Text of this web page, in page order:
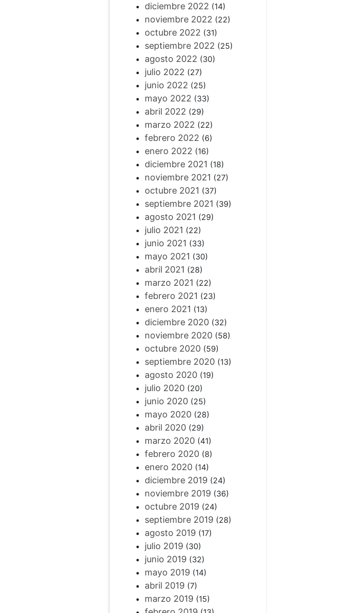
diciembre 2022 (14)
noviembre 2022 (22)
octubre 2022 (31)
septiembre 2022 (25)
agosto 2022 (30)
julio 2022 (27)
junio 2022 (25)
mayo 2022 (33)
abril 2022 (29)
marzo 2022 (22)
febrero 2022 (6)
enero 2022 (16)
diciembre 2021 (18)
noviembre 2021 (27)
octubre 2021 (37)
septiembre 2021 (39)
agosto 2021 (29)
julio 2021 (22)
junio 2021 (33)
mayo 2021 (30)
abril 2021 (28)
marzo 2021 (22)
febrero 2021 (23)
enero 2021 (13)
diciembre 2020(32)
noviembre 2020(58)
octubre 2020(59)
septiembre 2020(13)
agosto 2020(19)
julio 2020(20)
junio 2020(25)
mayo 2020(28)
abril 2020(29)
marzo 2020(41)
febrero 2020(8)
enero 2020(14)
diciembre 2019 (24)
noviembre 2019 (36)
octubre 2019 (24)
septiembre 2019 (28)
agosto 2019 (17)
julio 2019 (30)
junio 2019 (32)
mayo 2019 (14)
abril 2019 (7)
marzo 2019 (15)